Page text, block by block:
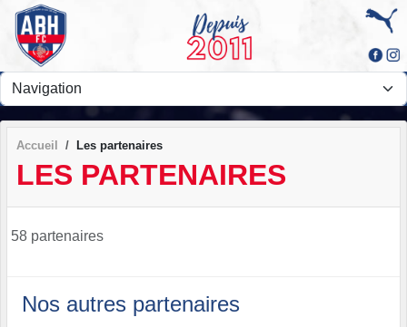
Accueil Les partenaires
LES PARTENAIRES
58 partenaires
Nos autres partenaires
Panneau de gestion des cookies